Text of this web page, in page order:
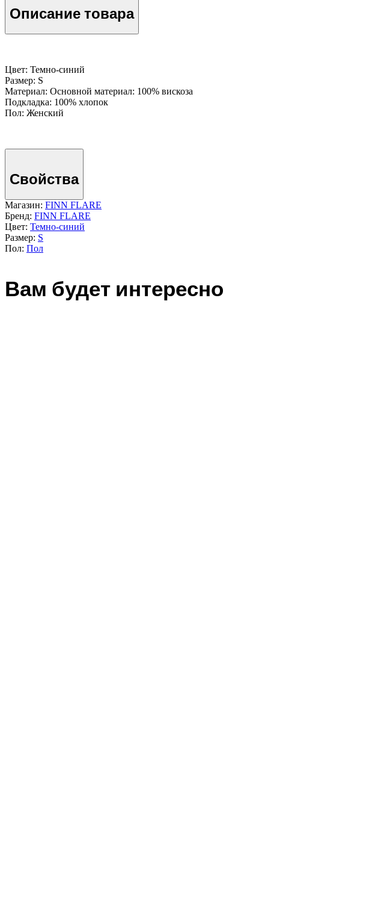
Описание товара
Цвет: Темно-cиний
Размер: S
Материал: Основной материал: 100% вискоза
Подкладка: 100% хлопок
Пол: Женский
Свойства
Магазин: FINN FLARE
Бренд: FINN FLARE
Цвет: Темно-cиний
Размер: S
Пол: Пол
Вам будет интересно